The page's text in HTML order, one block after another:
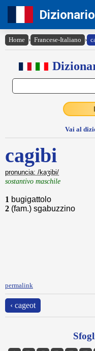
Home › Francese-Italiano ›
Vai al
cagibi
pronuncia: /kaʒibi/
sostantivo maschile
1 bugigattolo
2 (fam.) sgabuzzino
permalink
‹ cageot